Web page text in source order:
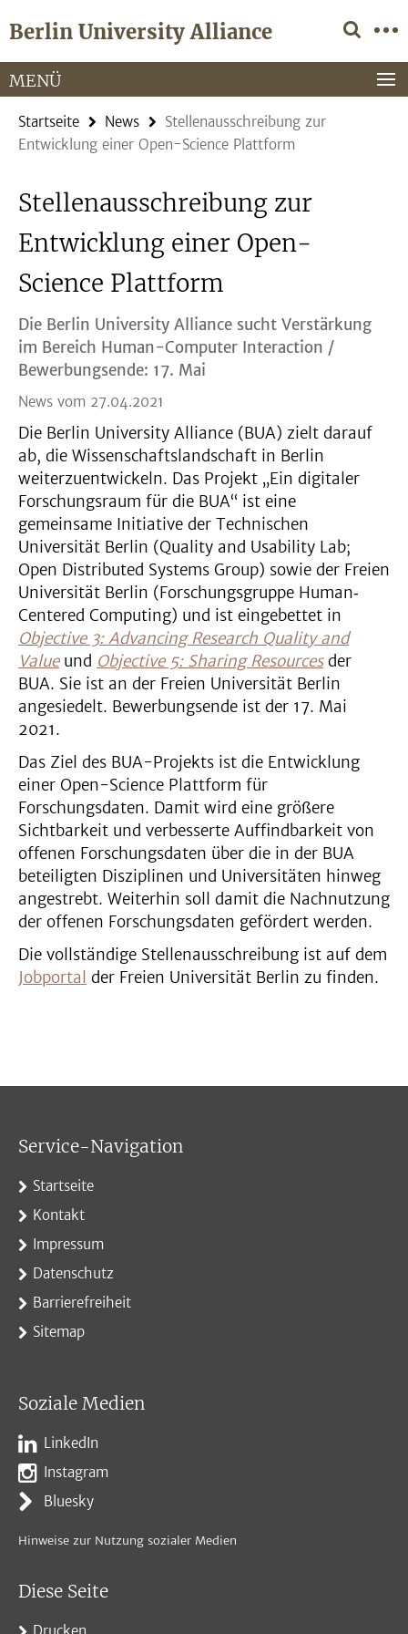
direkt
Inhalt
Berlin University Alliance
Service-
Navigation
MENÜ
Startseite News
Stellenausschreibung zur
Entwicklung einer Open-Science Plattform
Stellenausschreibung zur
Entwicklung einer Open-
Science Plattform
Die Berlin University Alliance sucht Verstärkung
im Bereich Human-Computer Interaction /
Bewerbungsende: 17. Mai
News vom 27.04.2021
Die Berlin University Alliance (BUA) zielt darauf
ab, die Wissenschaftslandschaft in Berlin
weiterzuentwickeln. Das Projekt „Ein digitaler
Forschungsraum für die BUA“ ist eine
gemeinsame Initiative der Technischen
Universität Berlin (Quality and Usability Lab;
Open Distributed Systems Group) sowie der Freien
Universität Berlin (Forschungsgruppe Human‐
Centered Computing) und ist eingebettet in
Objective 3: Advancing Research Quality and
Valueund Objective 5: Sharing Resourcesder
BUA. Sie ist an der Freien Universität Berlin
angesiedelt. Bewerbungsende ist der 17. Mai
2021.
Das Ziel des BUA-Projekts ist die Entwicklung
einer Open-Science Plattform für
Forschungsdaten. Damit wird eine größere
Sichtbarkeit und verbesserte Auffindbarkeit von
offenen Forschungsdaten über die in der BUA
beteiligten Disziplinen und Universitäten hinweg
angestrebt. Weiterhin soll damit die Nachnutzung
der offenen Forschungsdaten gefördert werden.
Die vollständige Stellenausschreibung ist auf dem
Jobportal der Freien Universität Berlin zu finden.
Service-Navigation
Startseite
Kontakt
Impressum
Datenschutz
Barrierefreiheit
Sitemap
Soziale Medien
LinkedIn
Instagram
Bluesky
Hinweise zur Nutzung sozialer Medien
Diese Seite
Drucken